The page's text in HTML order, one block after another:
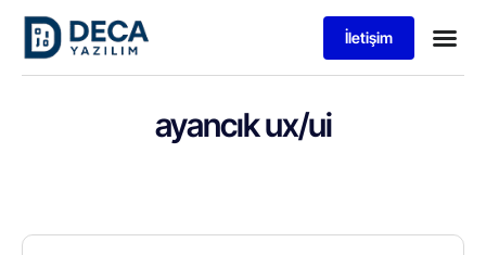
İletişim
ayancık ux/ui